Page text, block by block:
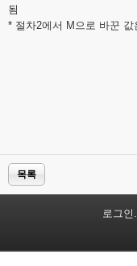
됨
* 절차2에서 M으로 바꾼
목록
로그인